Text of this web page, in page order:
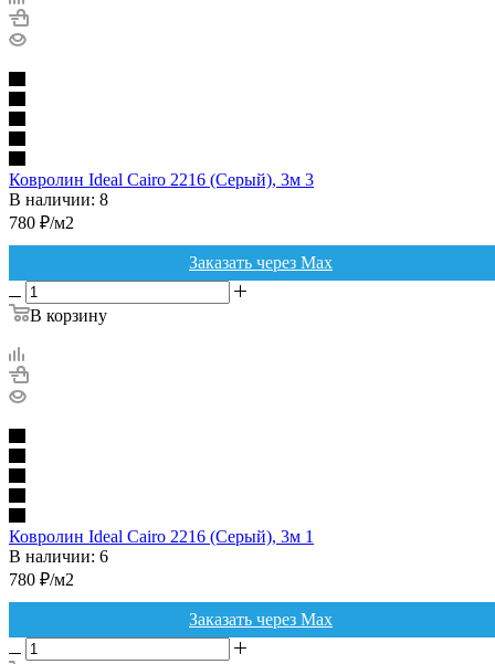
Ковролин Ideal Cairo 2216 (Серый), 3м 3
В наличии: 8
780 ₽/м2
Заказать через Max
В корзину
Ковролин Ideal Cairo 2216 (Серый), 3м 1
В наличии: 6
780 ₽/м2
Заказать через Max